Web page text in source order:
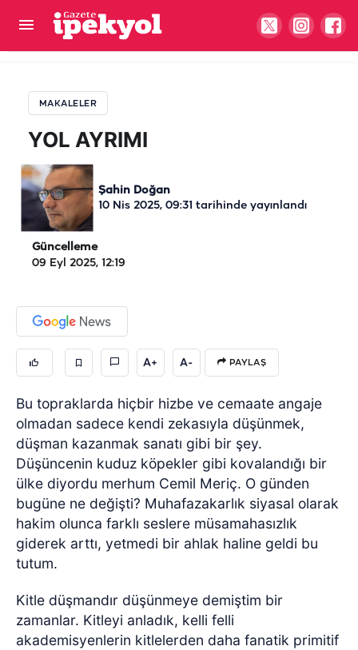
MAKALELER
YOL AYRIMI
Şahin Doğan
10 Nis 2025, 09:31 tarihinde yayınlandı
Güncelleme
09 Eyl 2025, 12:19
A+ A- PAYLAŞ
Bu topraklarda hiçbir hizbe ve cemaate angaje
olmadan sadece kendi zekasıyla düşünmek,
düşman kazanmak sanatı gibi bir şey.
Düşüncenin kuduz köpekler gibi kovalandığı bir
ülke diyordu merhum Cemil Meriç. O günden
bugüne ne değişti? Muhafazakarlık siyasal olarak
hakim olunca farklı seslere müsamahasızlık
giderek arttı, yetmedi bir ahlak haline geldi bu
tutum.
Kitle düşmandır düşünmeye demiştim bir
zamanlar. Kitleyi anladık, kelli felli
akademisyenlerin kitlelerden daha fanatik primitif
YOL AYRIMI